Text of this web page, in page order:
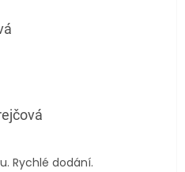
je 5 z 5 hvězdiček.
je 5 z 5 hvězdiček.
Rychlé dodání.